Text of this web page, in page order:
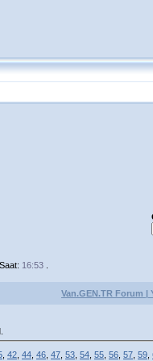
16:53.
Van.GEN.TR Forum |
42 44 46 47 53 54 55 56 57 59